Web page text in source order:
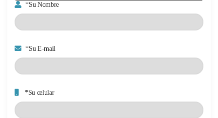
*Su Nombre
*Su E-mail
*Su celular